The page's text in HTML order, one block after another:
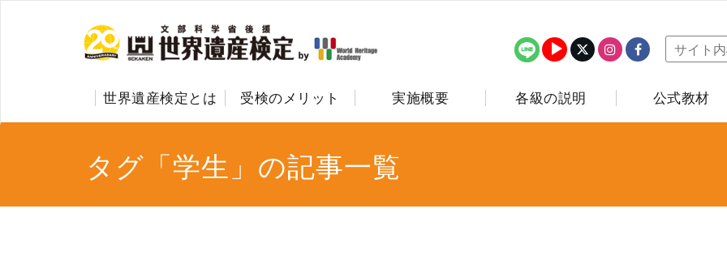
世界遺産検定とは 受検のメリット 実施概要 各級の説明 公式教材
タグ「学生」の記事一覧